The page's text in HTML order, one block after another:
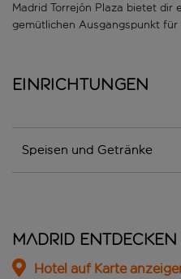
Madrid Torrejón Plaza bietet dir
gemütlichen Ausgangspunkt für
Einrichtungen
Speisen und Getränke
Madrid entdecken
Hotel auf Karte